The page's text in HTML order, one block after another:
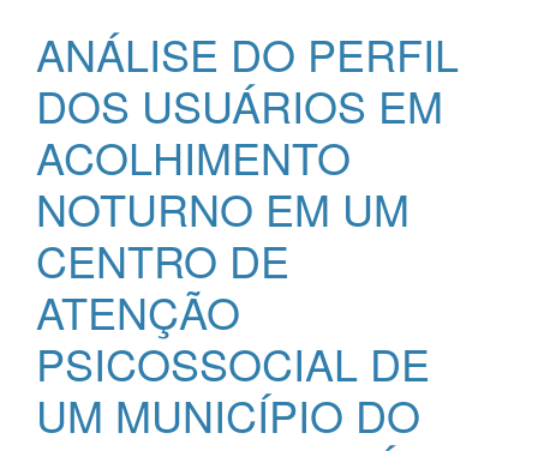
ANÁLISE DO PERFIL
DOS USUÁRIOS EM
ACOLHIMENTO
NOTURNO EM UM
CENTRO DE
ATENÇÃO
PSICOSSOCIAL DE
UM MUNICÍPIO DO